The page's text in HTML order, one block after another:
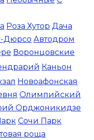
Роза Хутор Дача
Дюрсо Автодром
Воронцовские
Каньон
Новоафонская
Олимпийский
Орджоникидзе
Сочи Парк
роща